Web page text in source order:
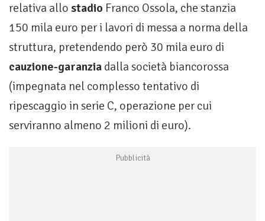
relativa allo stadio Franco Ossola, che stanzia
150 mila euro per i lavori di messa a norma della
struttura, pretendendo però 30 mila euro di
cauzione-garanzia dalla società biancorossa
(impegnata nel complesso tentativo di
ripescaggio in serie C, operazione per cui
serviranno almeno 2 milioni di euro).